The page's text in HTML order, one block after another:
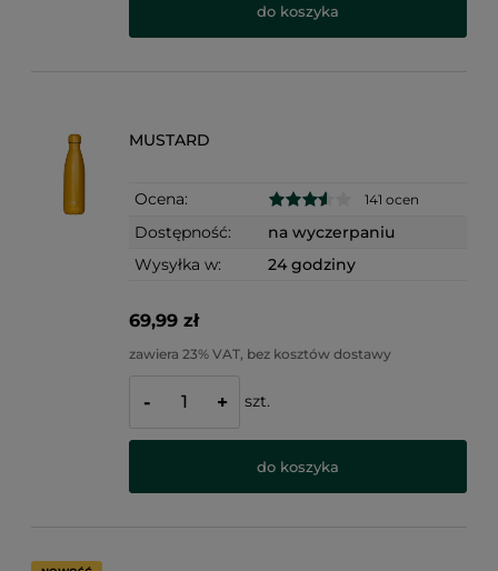
do koszyka
MUSTARD
Ocena: 141 ocen
Dostępność:
na wyczerpaniu
Wysyłka w:
24 godziny
69,99 zł
zawiera 23% VAT, bez kosztów dostawy
- + szt.
do koszyka